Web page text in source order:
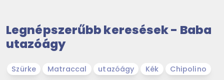
Legnépszerűbb keresések - Baba
utazóágy
Szürke Matraccal utazóágy Kék Chipolino